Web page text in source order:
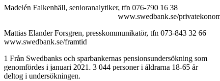
Madelén Falkenhäll, senioranalytiker, tfn 076-790 16 38
www.swedbank.se/
Mattias Elander Forsgren, presskommunikatör, tfn 073-843 32 66
www.swedbank.se/framtid
1 Från Swedbanks och sparbankernas pensionsundersökning som
genomfördes i januari 2021. 3 044 personer i åldrarna 18-65 år
deltog i undersökningen.